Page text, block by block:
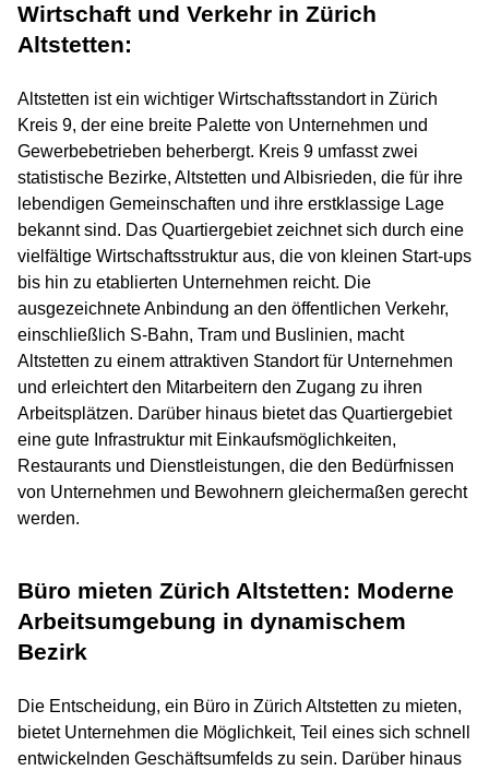
Wirtschaft und Verkehr in Zürich
Altstetten:
Altstetten ist ein wichtiger Wirtschaftsstandort in Zürich
Kreis 9, der eine breite Palette von Unternehmen und
Gewerbebetrieben beherbergt. Kreis 9 umfasst zwei
statistische Bezirke, Altstetten und Albisrieden, die für ihre
lebendigen Gemeinschaften und ihre erstklassige Lage
bekannt sind. Das Quartiergebiet zeichnet sich durch eine
vielfältige Wirtschaftsstruktur aus, die von kleinen Start-ups
bis hin zu etablierten Unternehmen reicht. Die
ausgezeichnete Anbindung an den öffentlichen Verkehr,
einschließlich S-Bahn, Tram und Buslinien, macht
Altstetten zu einem attraktiven Standort für Unternehmen
und erleichtert den Mitarbeitern den Zugang zu ihren
Arbeitsplätzen. Darüber hinaus bietet das Quartiergebiet
eine gute Infrastruktur mit Einkaufsmöglichkeiten,
Restaurants und Dienstleistungen, die den Bedürfnissen
von Unternehmen und Bewohnern gleichermaßen gerecht
werden.
Büro mieten Zürich Altstetten: Moderne
Arbeitsumgebung in dynamischem
Bezirk
Die Entscheidung, ein Büro in Zürich Altstetten zu mieten,
bietet Unternehmen die Möglichkeit, Teil eines sich schnell
entwickelnden Geschäftsumfelds zu sein. Darüber hinaus